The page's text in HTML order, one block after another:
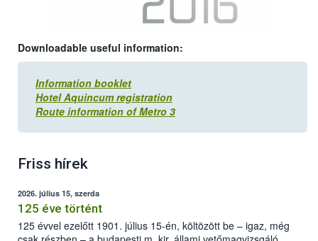
Downloadable useful information:
Information booklet
Hotel Aquincum registration
Route information of Metro 3
Friss hírek
2026. július 15, szerda
125 éve történt
125 évvel ezelőtt 1901. július 15-én, költözött be – igaz, még